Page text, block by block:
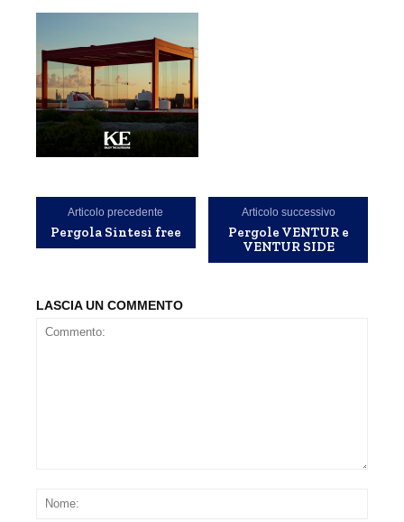
Articolo precedente
Pergola Sintesi free
Articolo successivo
Pergole VENTUR e
VENTUR SIDE
LASCIA UN COMMENTO